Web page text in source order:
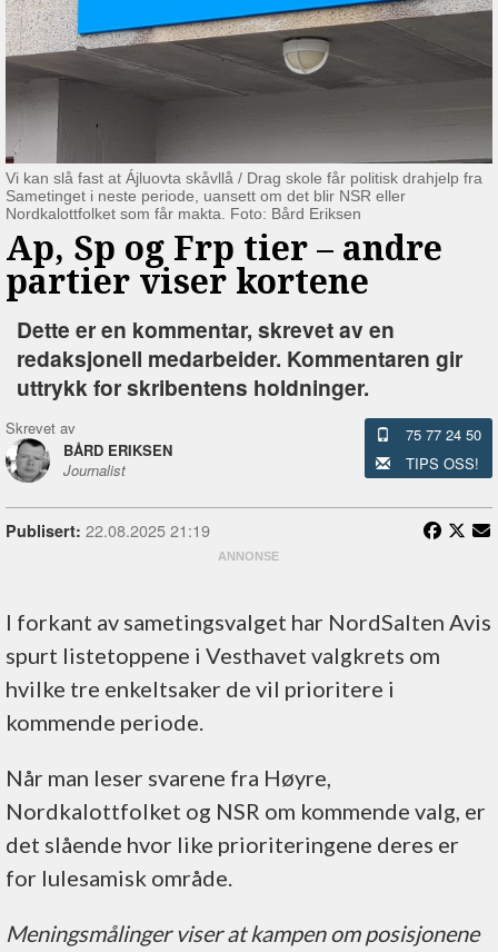
Vi kan slå fast at Ájluovta skåvllå / Drag skole får politisk drahjelp fra
Sametinget i neste periode, uansett om det blir NSR eller
Nordkalottfolket som får makta. Foto: Bård Eriksen
Ap, Sp og Frp tier –⁠ andre
partier viser kortene
Dette er en kommentar, skrevet av en
redaksjonell medarbeider. Kommentaren gir
uttrykk for skribentens holdninger.
Skrevet av
BÅRD ERIKSEN
Journalist
75 77 24 50
TIPS OSS!
Publisert: 22.08.2025 21:19
I forkant av sametingsvalget har NordSalten Avis
spurt listetoppene i Vesthavet valgkrets om
hvilke tre enkeltsaker de vil prioritere i
kommende periode.
Når man leser svarene fra Høyre,
Nordkalottfolket og NSR om kommende valg, er
det slående hvor like prioriteringene deres er
for lulesamisk område.
Meningsmålinger viser at kampen om posisjonene